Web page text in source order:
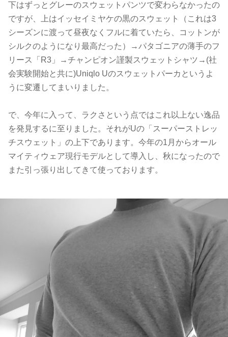
下はずっとグレーのスウェットパンツで変わらなかったの
ですが、上はイッセイミヤケの黒のスウェット（これは3
シーズンに渡って昼夜なくフルに着ていたら、コットンが
シルクのようになり最高だった）→パタゴニアの薄手のフ
リース「R3」→チャンピオン謹製スウェットシャツ→(社
会実験開始と共に)Uniqlo Uのスウェットパーカというよ
うに変遷してまいりました。
で、今年に入って、ラクさという点ではこれ以上ない逸品
を発見するに至りました。それがUの「スーパーストレッ
チスウェット」の上下であります。今年の1月からオール
マイティウェア現行モデルとして導入し、秋になったので
また引っ張り出してきて使っております。